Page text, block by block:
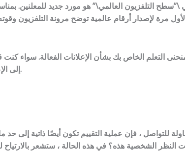
\”سطح التلفزيون العالمي\” هو مورد جديد للمعلنين.
التعلم الخاص بك بشأن الإعلانات الفعالة. سواء
إلى الإعلانات ، بغض النظر عن الوسيلة. يجب أن تخدمك غرائزك جيدًا أثناء مراجعة الإعلانات المحتملة لعملك.
للتواصل ، فإن عملية التقييم تكون أيضًا ذاتية